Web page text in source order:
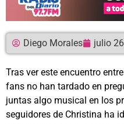
Diego Morales julio
Tras ver este encuentro
fans no han tardado en
juntas algo musical en los
seguidores de Christina ha